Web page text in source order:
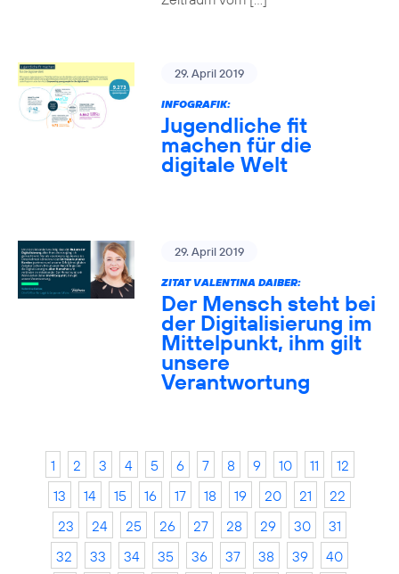
29. April 2019
INFOGRAFIK:
Jugendliche fit
machen für die
digitale Welt
29. April 2019
ZITAT VALENTINA DAIBER:
Der Mensch steht bei
der Digitalisierung im
Mittelpunkt, ihm gilt
unsere
Verantwortung
1 2 3 4 5 6 7 8 9 10 11
12
13
14 15 16 17 18 19 20 21
22
23
24 25 26 27 28 29 30
31
32
33 34 35 36 37 38 39
40